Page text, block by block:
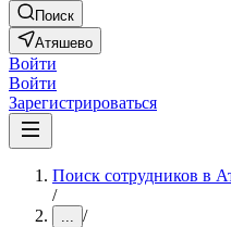
Поиск
Атяшево
Войти
Войти
Зарегистрироваться
Поиск сотрудников в
/
... /